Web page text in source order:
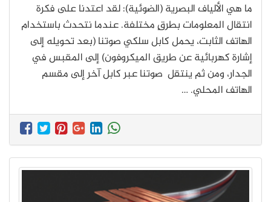
ما هي الألياف البصرية (الضوئية): لقد اعتدنا على فكرة
انتقال المعلومات بطرقٍ مختلفة. عندما نتحدث باستخدام
الهاتف الثابت، يحمل كابل سلكي صوتنا (بعد تحويله إلى
إشارة كهربائية عن طريق الميكروفون) إلى المقبس في
الجدار، ومن ثم ينتقل صوتنا عبر كابل آخر إلى مقسم
الهاتف المحلي. …